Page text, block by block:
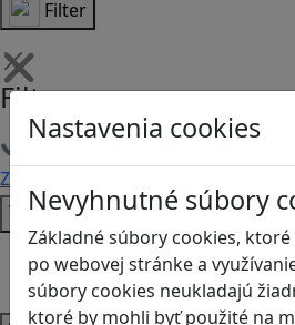
Nastavenia cookies
Nevyhnutné súbory
Základné súbory cookies,
po webovej stránke a
súbory cookies neukladajú
ktoré by mohli byť použité na
Filter
Filtre
Zmazať filtre
Typ
Články
Recenzie